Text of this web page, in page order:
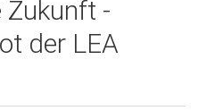
Zukunft -
der LEA